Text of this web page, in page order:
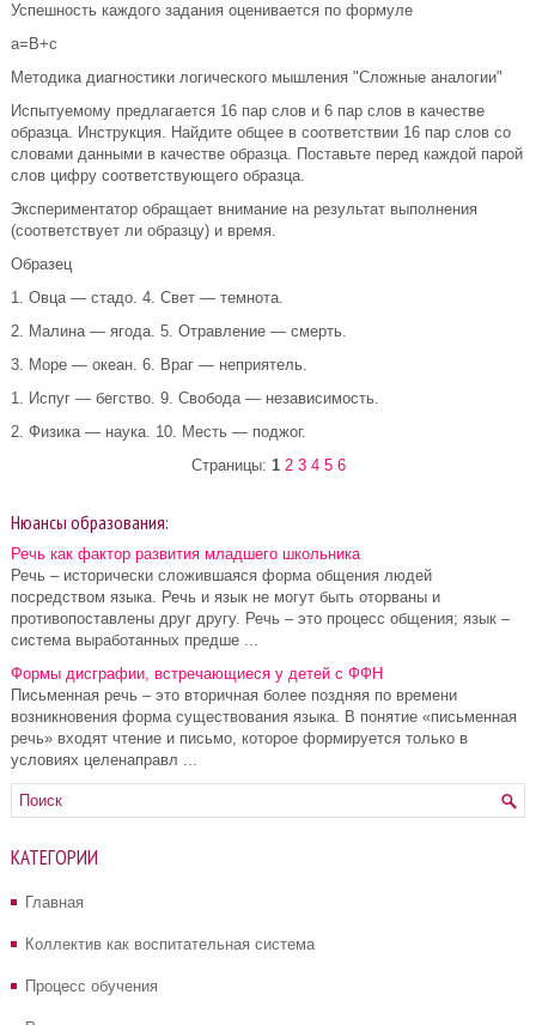
Успешность каждого задания оценивается по формуле
а=В+с
Методика диагностики логического мышления "Сложные аналогии"
Испытуемому предлагается 16 пар слов и 6 пар слов в качестве
образца. Инструкция. Найдите общее в соответствии 16 пар слов со
словами данными в качестве образца. Поставьте перед каждой парой
слов цифру соответствующего образца.
Экспериментатор обращает внимание на результат выполнения
(соответствует ли образцу) и время.
Образец
1. Овца — стадо. 4. Свет — темнота.
2. Малина — ягода. 5. Отравление — смерть.
3. Море — океан. 6. Враг — неприятель.
1. Испуг — бегство. 9. Свобода — независимость.
2. Физика — наука. 10. Месть — поджог.
Страницы: 1 2 3 4 5 6
Нюансы образования:
Речь как фактор развития младшего школьника
Речь – исторически сложившаяся форма общения людей
посредством языка. Речь и язык не могут быть оторваны и
противопоставлены друг другу. Речь – это процесс общения; язык –
система выработанных предше ...
Формы дисграфии, встречающиеся у детей с ФФН
Письменная речь – это вторичная более поздняя по времени
возникновения форма существования языка. В понятие «письменная
речь» входят чтение и письмо, которое формируется только в
условиях целенаправл ...
КАТЕГОРИИ
Главная
Коллектив как воспитательная система
Процесс обучения